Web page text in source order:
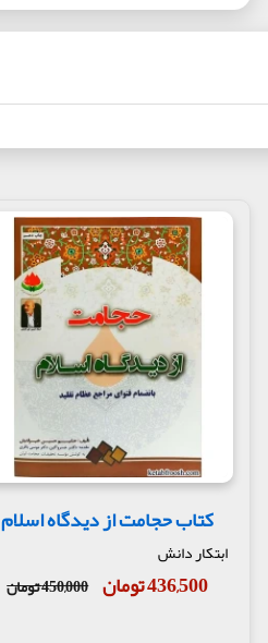
کتاب حجامت از دیدگاه اسلام
ابتکار دانش
436,500 تومان 450,000 تومان